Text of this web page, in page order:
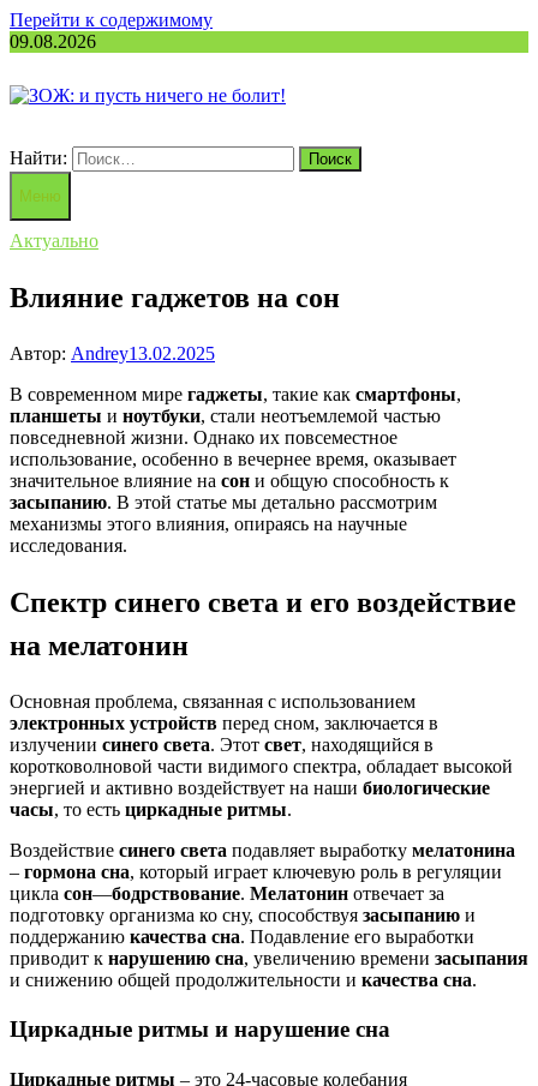
Перейти к содержимому
09.08.2026
Найти:
Меню
Актуально
Влияние гаджетов на сон
Автор: Andrey13.02.2025
В современном мире гаджеты, такие как смартфоны,
планшеты и ноутбуки, стали неотъемлемой частью
повседневной жизни. Однако их повсеместное
использование, особенно в вечернее время, оказывает
значительное влияние на сон и общую способность к
засыпанию. В этой статье мы детально рассмотрим
механизмы этого влияния, опираясь на научные
исследования.
Спектр синего света и его воздействие
на мелатонин
Основная проблема, связанная с использованием
электронных устройств перед сном, заключается в
излучении синего света. Этот свет, находящийся в
коротковолновой части видимого спектра, обладает высокой
энергией и активно воздействует на наши биологические
часы, то есть циркадные ритмы.
Воздействие синего света подавляет выработку мелатонина
– гормона сна, который играет ключевую роль в регуляции
цикла сон—бодрствование. Мелатонин отвечает за
подготовку организма ко сну, способствуя засыпанию и
поддержанию качества сна. Подавление его выработки
приводит к нарушению сна, увеличению времени засыпания
и снижению общей продолжительности и качества сна.
Циркадные ритмы и нарушение сна
Циркадные ритмы – это 24-часовые колебания